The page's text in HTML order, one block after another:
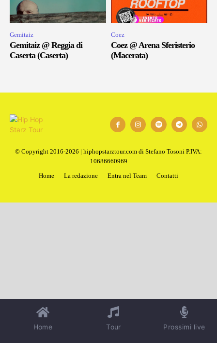
Gemitaiz
Gemitaiz @ Reggia di
Caserta (Caserta)
Coez
Coez @ Arena Sferisterio
(Macerata)
© Copyright 2016-2026 | hiphopstarztour.com di Stefano Tosoni P.IVA:
10686660969
Home
La redazione Entra nel Team Contatti
Home Tour Prossimi live